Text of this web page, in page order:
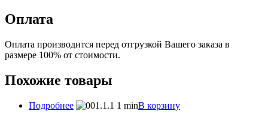
Оплата
Оплата производится перед отгрузкой Вашего заказа в
размере 100% от стоимости.
Похожие товары
Подробнее В корзину